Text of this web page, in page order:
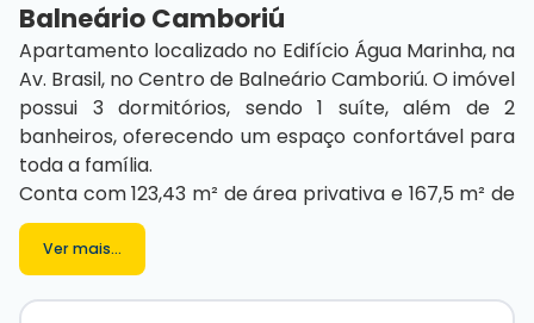
Balneário Camboriú
Apartamento localizado no Edifício Água Marinha, na
Av. Brasil, no Centro de Balneário Camboriú. O imóvel
possui 3 dormitórios, sendo 1 suíte, além de 2
banheiros, oferecendo um espaço confortável para
toda a família.
Conta com 123,43 m² de área privativa e 167,5 m² de
área total. A planta dispõe de ambientes bem
distribuídos, além de sacada e varanda que
proporcionam mais ventilação e luminosidade aos
ambientes.
Ver mais...